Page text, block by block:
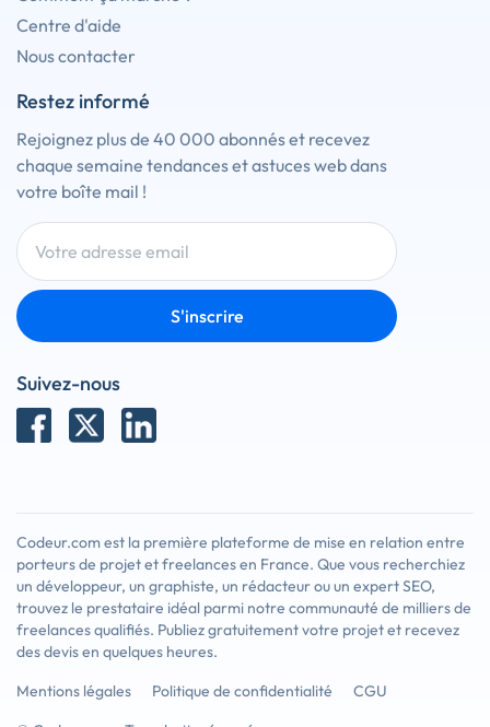
Centre d'aide
Nous contacter
Restez informé
Rejoignez plus de 40 000 abonnés et recevez
chaque semaine tendances et astuces web dans
votre boîte mail !
S'inscrire
Suivez-nous
Codeur.com est la première plateforme de mise en relation entre
porteurs de projet et freelances en France. Que vous recherchiez
un développeur, un graphiste, un rédacteur ou un expert SEO,
trouvez le prestataire idéal parmi notre communauté de milliers de
freelances qualifiés. Publiez gratuitement votre projet et recevez
des devis en quelques heures.
Mentions légales
Politique de confidentialité
CGU